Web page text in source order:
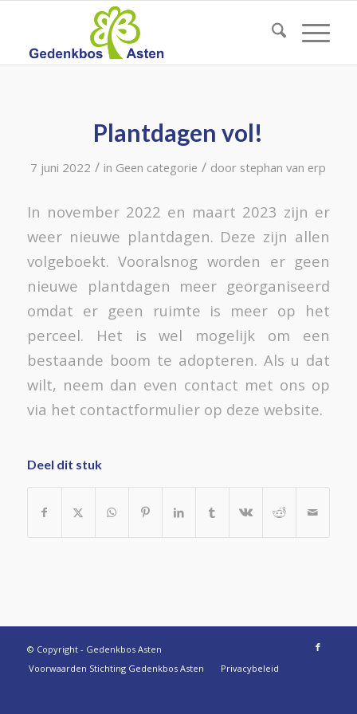
Plantdagen vol!
7 juni 2022 / in Geen categorie / door stephan van erp
In november 2022 en maart 2023 zijn er
weer nieuwe plantdagen. Deze zijn allen
volgeboekt. Vooralsnog worden er geen
nieuwe plantdagen meer georganiseerd
omdat er geen ruimte is meer op het
perceel. Het is wel mogelijk om een
bestaande boom te adopteren. Als u dat
wilt, neem dan even contact met ons op
via het contactformulier op deze website.
Deel dit stuk
© Copyright - Gedenkbos Asten
Voorwaarden Stichting Gedenkbos Asten
Privacybeleid